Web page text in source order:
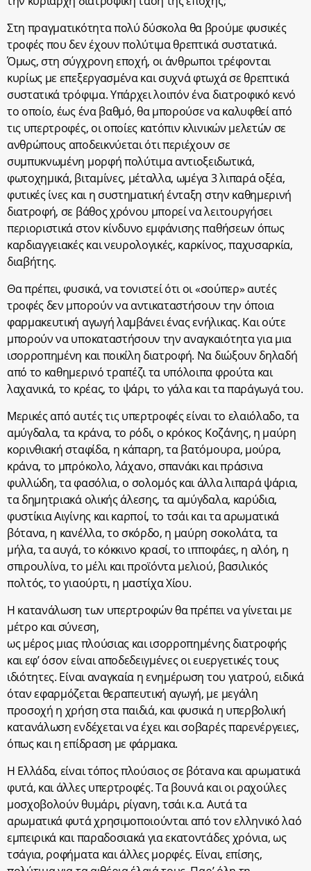
Στη πραγματικότητα πολύ δύσκολα θα βρούμε φυσικές
τροφές που δεν έχουν πολύτιμα θρεπτικά συστατικά.
Όμως, στη σύγχρονη εποχή, οι άνθρωποι τρέφονται
κυρίως με επεξεργασμένα και συχνά φτωχά σε θρεπτικά
συστατικά τρόφιμα. Υπάρχει λοιπόν ένα διατροφικό κενό
το οποίο, έως ένα βαθμό, θα μπορούσε να καλυφθεί από
τις υπερτροφές, οι οποίες κατόπιν κλινικών μελετών σε
ανθρώπους αποδεικνύεται ότι περιέχουν σε
συμπυκνωμένη μορφή πολύτιμα αντιοξειδωτικά,
φωτοχημικά, βιταμίνες, μέταλλα, ωμέγα 3 λιπαρά οξέα,
φυτικές ίνες και η συστηματική ένταξη στην καθημερινή
διατροφή, σε βάθος χρόνου μπορεί να λειτουργήσει
περιοριστικά στον κίνδυνο εμφάνισης παθήσεων όπως
καρδιαγγειακές και νευρολογικές, καρκίνος, παχυσαρκία,
διαβήτης.
Θα πρέπει, φυσικά, να τονιστεί ότι οι «σούπερ» αυτές
τροφές δεν μπορούν να αντικαταστήσουν την όποια
φαρμακευτική αγωγή λαμβάνει ένας ενήλικας. Και ούτε
μπορούν να υποκαταστήσουν την αναγκαιότητα για μια
ισορροπημένη και ποικίλη διατροφή. Να διώξουν δηλαδή
από το καθημερινό τραπέζι τα υπόλοιπα φρούτα και
λαχανικά, το κρέας, το ψάρι, το γάλα και τα παράγωγά του.
Μερικές από αυτές τις υπερτροφές είναι το ελαιόλαδο, τα
αμύγδαλα, τα κράνα, το ρόδι, ο κρόκος Κοζάνης, η μαύρη
κορινθιακή σταφίδα, η κάπαρη, τα βατόμουρα, μούρα,
κράνα, το μπρόκολο, λάχανο, σπανάκι και πράσινα
φυλλώδη, τα φασόλια, ο σολομός και άλλα λιπαρά ψάρια,
τα δημητριακά ολικής άλεσης, τα αμύγδαλα, καρύδια,
φυστίκια Αιγίνης και καρποί, το τσάι και τα αρωματικά
βότανα, η κανέλλα, το σκόρδο, η μαύρη σοκολάτα, τα
μήλα, τα αυγά, το κόκκινο κρασί, το ιπποφάες, η αλόη, η
σπιρουλίνα, το μέλι και προϊόντα μελιού, βασιλικός
πολτός, το γιαούρτι, η μαστίχα Χίου.
Η κατανάλωση των υπερτροφών θα πρέπει να γίνεται με
μέτρο και σύνεση,
ως μέρος μιας πλούσιας και ισορροπημένης διατροφής
και εφ’ όσον είναι αποδεδειγμένες οι ευεργετικές τους
ιδιότητες. Είναι αναγκαία η ενημέρωση του γιατρού, ειδικά
όταν εφαρμόζεται θεραπευτική αγωγή, με μεγάλη
προσοχή η χρήση στα παιδιά, και φυσικά η υπερβολική
κατανάλωση ενδέχεται να έχει και σοβαρές παρενέργειες,
όπως και η επίδραση με φάρμακα.
Η Ελλάδα, είναι τόπος πλούσιος σε βότανα και αρωματικά
φυτά, και άλλες υπερτροφές. Τα βουνά και οι ραχούλες
μοσχοβολούν θυμάρι, ρίγανη, τσάι κ.α. Αυτά τα
αρωματικά φυτά χρησιμοποιούνται από τον ελληνικό λαό
εμπειρικά και παραδοσιακά για εκατοντάδες χρόνια, ως
τσάγια, ροφήματα και άλλες μορφές. Είναι, επίσης,